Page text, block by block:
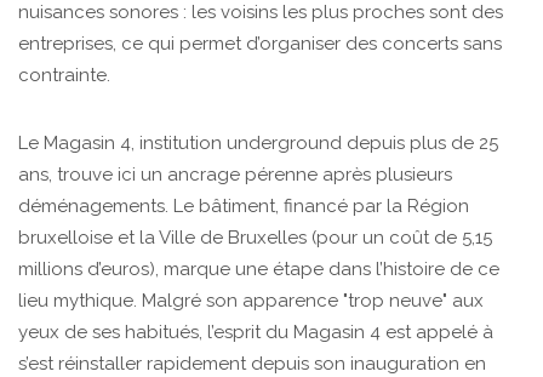
nuisances sonores : les voisins les plus proches sont des
entreprises, ce qui permet d’organiser des concerts sans
contrainte.
Le Magasin 4, institution underground depuis plus de 25
ans, trouve ici un ancrage pérenne après plusieurs
déménagements. Le bâtiment, financé par la Région
bruxelloise et la Ville de Bruxelles (pour un coût de 5,15
millions d’euros), marque une étape dans l’histoire de ce
lieu mythique. Malgré son apparence "trop neuve" aux
yeux de ses habitués, l’esprit du Magasin 4 est appelé à
s’est réinstaller rapidement depuis son inauguration en